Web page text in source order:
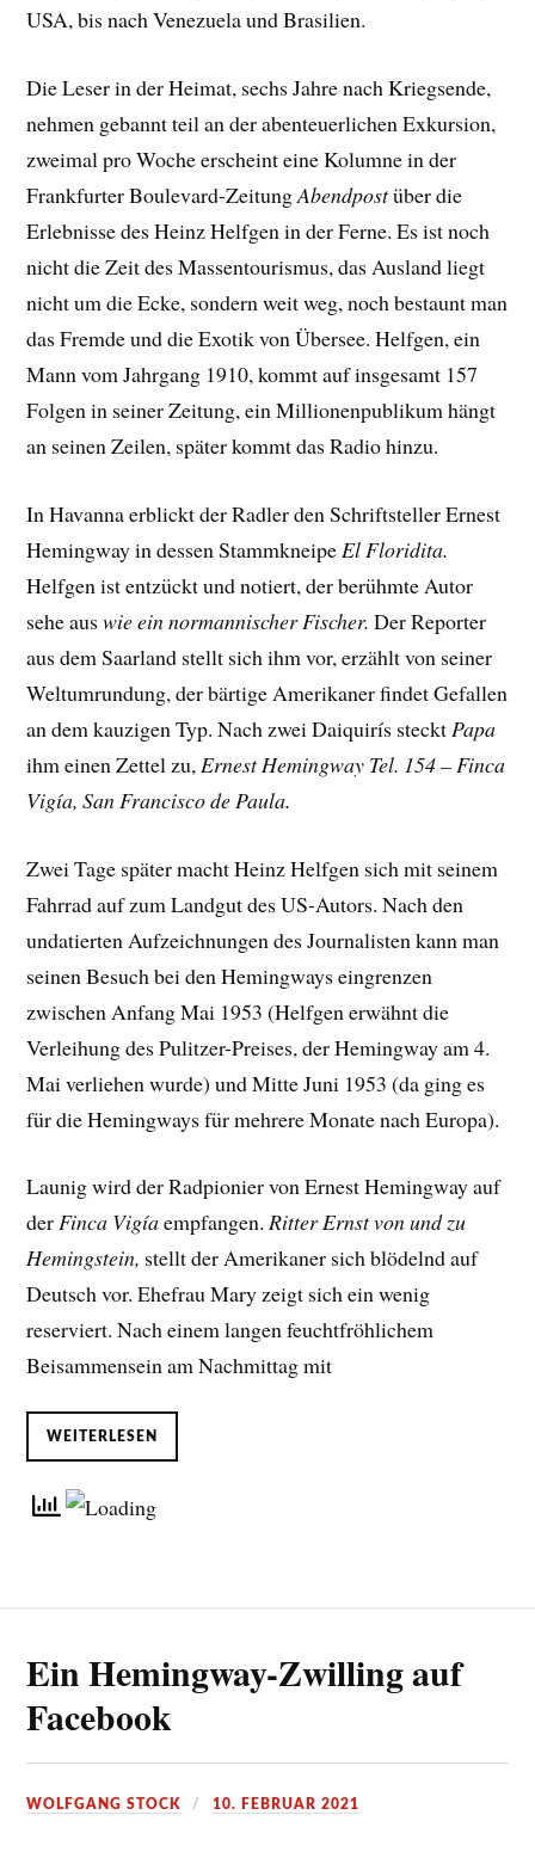
USA, bis nach Venezuela und Brasilien.
Die Leser in der Heimat, sechs Jahre nach Kriegsende,
nehmen gebannt teil an der abenteuerlichen Exkursion,
zweimal pro Woche erscheint eine Kolumne in der
Frankfurter Boulevard-ZeitungAbendpostüber die
Erlebnisse des Heinz Helfgen in der Ferne. Es ist noch
nicht die Zeit des Massentourismus, das Ausland liegt
nicht um die Ecke, sondern weit weg, noch bestaunt man
das Fremde und die Exotik von Übersee. Helfgen, ein
Mann vom Jahrgang 1910, kommt auf insgesamt 157
Folgen in seiner Zeitung, ein Millionenpublikum hängt
an seinen Zeilen, später kommt das Radio hinzu.
In Havanna erblickt der Radler den Schriftsteller Ernest
Hemingway in dessen Stammkneipe El Floridita.
Helfgen ist entzückt und notiert, der berühmte Autor
sehe auswie ein normannischer Fischer. Der Reporter
aus dem Saarland stellt sich ihm vor, erzählt von seiner
Weltumrundung, der bärtige Amerikaner findet Gefallen
an dem kauzigen Typ. Nach zwei Daiquirís steckt Papa
ihm einen Zettel zu, Ernest Hemingway Tel. 154 – Finca
Vigía, San Francisco de Paula.
Zwei Tage später macht Heinz Helfgen sich mit seinem
Fahrrad auf zum Landgut des US-Autors. Nach den
undatierten Aufzeichnungen des Journalisten kann man
seinen Besuch bei den Hemingways eingrenzen
zwischen Anfang Mai 1953 (Helfgen erwähnt die
Verleihung des Pulitzer-Preises, der Hemingway am 4.
Mai verliehen wurde) und Mitte Juni 1953 (da ging es
für die Hemingways für mehrere Monate nach Europa).
Launig wird der Radpionier von Ernest Hemingway auf
derFinca Vigíaempfangen. Ritter Ernst von und zu
Hemingstein, stellt der Amerikaner sich blödelnd auf
Deutsch vor. Ehefrau Mary zeigt sich ein wenig
reserviert. Nach einem langen feuchtfröhlichem
Beisammensein am Nachmittag mit
WEITERLESEN
Ein Hemingway-Zwilling auf
Facebook
WOLFGANG STOCK 10. FEBRUAR 2021